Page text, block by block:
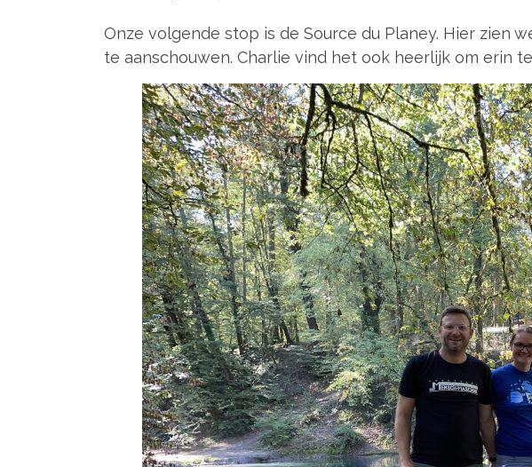
Onze volgende stop is de Source du Planey. Hier zien
te aanschouwen. Charlie vind het ook heerlijk om erin